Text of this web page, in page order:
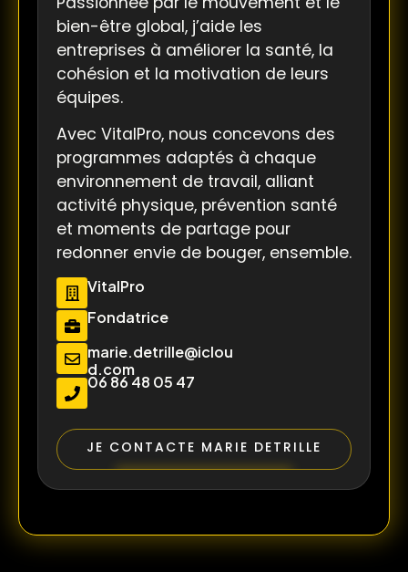
bien-être global, j’aide les
entreprises à améliorer la santé, la
cohésion et la motivation de leurs
équipes.
Avec VitalPro, nous concevons des
programmes adaptés à chaque
environnement de travail, alliant
activité physique, prévention santé
et moments de partage pour
redonner envie de bouger, ensemble.
VitalPro
Fondatrice
marie.detrille@iclou
d.com
06 86 48 05 47
JE CONTACTE MARIE DETRILLE